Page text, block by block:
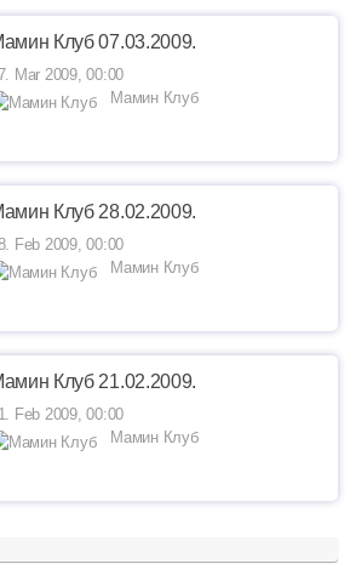
Клуб 07.03.2009.
Mar 2009, 00:00
Мамин Клуб
Клуб 28.02.2009.
Feb 2009, 00:00
Мамин Клуб
Клуб 21.02.2009.
Feb 2009, 00:00
Мамин Клуб